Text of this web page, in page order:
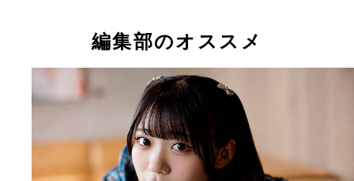
編集部のオススメ